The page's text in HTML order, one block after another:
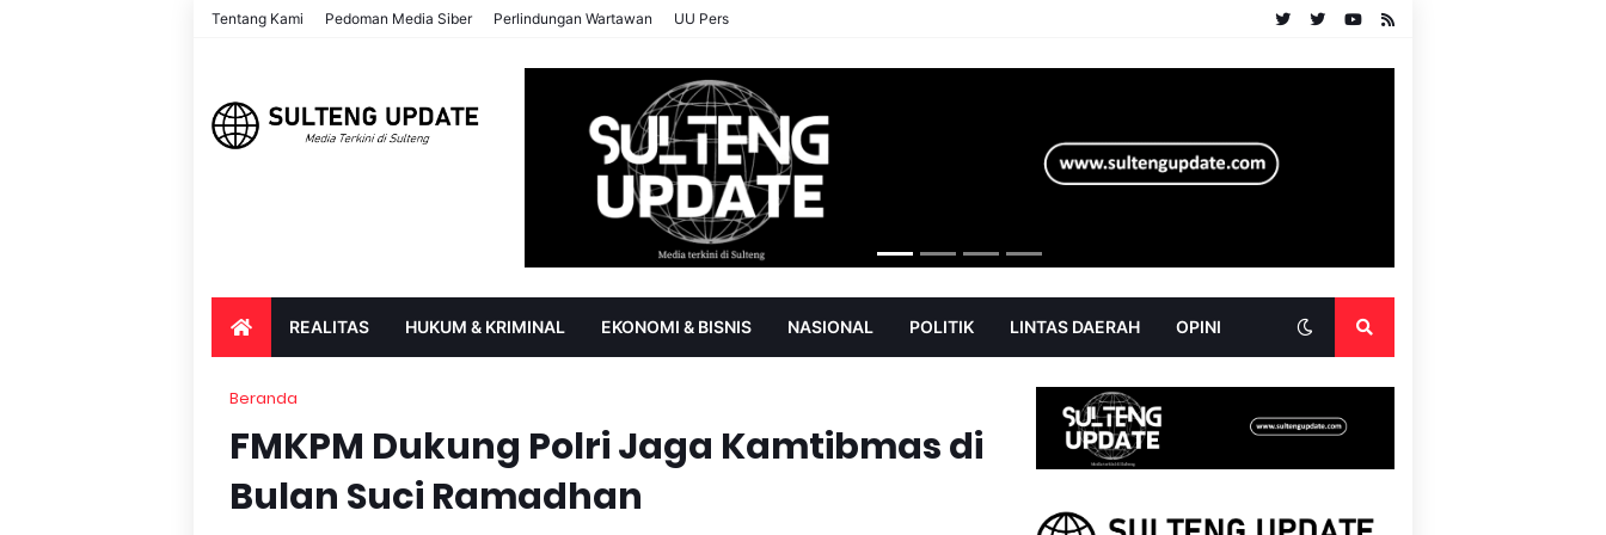
Tentang Kami Pedoman Media Siber Perlindungan Wartawan UU Pers
REALITAS HUKUM & KRIMINAL EKONOMI & BISNIS NASIONAL POLITIK LINTAS DAERAH OPINI
Beranda
FMKPM Dukung Polri Jaga Kamtibmas di
Bulan Suci Ramadhan